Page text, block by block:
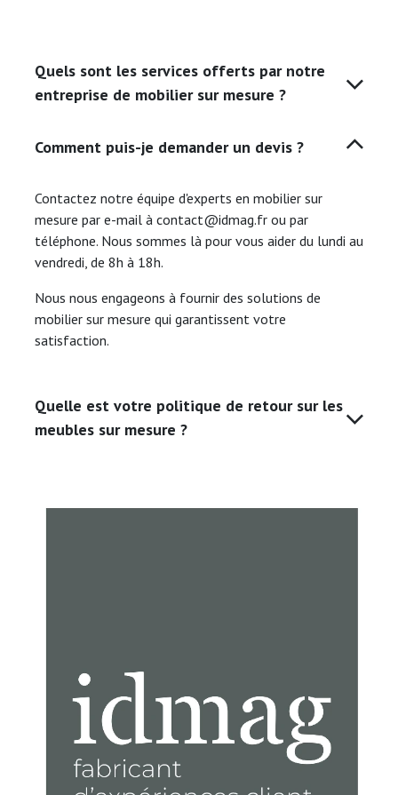
Quels sont les services offerts par notre
entreprise de mobilier sur mesure ?
Comment puis-je demander un devis ?
Contactez notre équipe d'experts en mobilier sur
mesure par e-mail à contact@idmag.fr ou par
téléphone. Nous sommes là pour vous aider du lundi au
vendredi, de 8h à 18h.
Nous nous engageons à fournir des solutions de
mobilier sur mesure qui garantissent votre
satisfaction.
Quelle est votre politique de retour sur les
meubles sur mesure ?